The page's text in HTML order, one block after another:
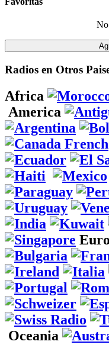
Radios en Otros
Africa
America
Oceania